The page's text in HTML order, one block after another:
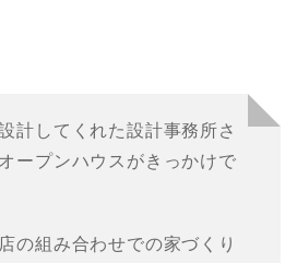
計してくれた設計事務所さ
ープンハウスがきっかけで
の組み合わせでの家づくり